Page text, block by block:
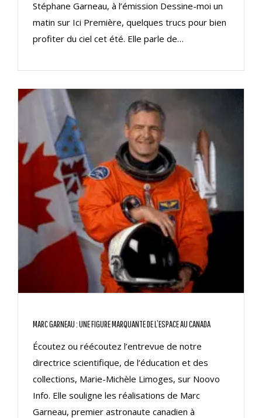
Stéphane Garneau, à l’émission Dessine-moi un
matin sur Ici Première, quelques trucs pour bien
profiter du ciel cet été. Elle parle de…
MARC GARNEAU : UNE FIGURE MARQUANTE DE L’ESPACE AU CANADA
Écoutez ou réécoutez l’entrevue de notre
directrice scientifique, de l’éducation et des
collections, Marie-Michèle Limoges, sur Noovo
Info. Elle souligne les réalisations de Marc
Garneau, premier astronaute canadien à